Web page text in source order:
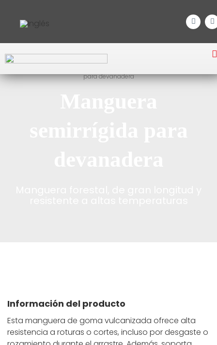
para devanadera
Información del producto
Esta manguera de goma vulcanizada ofrece alta
resistencia a roturas o cortes, incluso por desgaste o